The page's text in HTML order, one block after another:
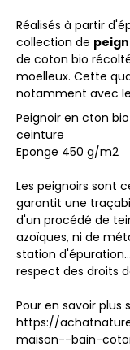
Réalisés à partir
collection de
de coton bio
moelleux. Cette
notamment avec
Peignoir en cton
ceinture
Eponge 450 g/m2
Les peignoirs sont
garantit une
d'un procédé de
azoïques, ni de
station
respect des droits
Pour en savoir plus
https://
maison--bain-